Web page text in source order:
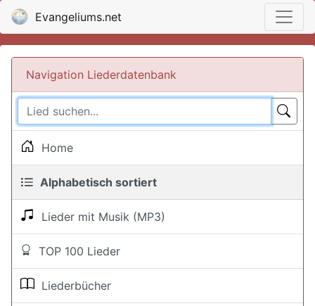
Evangeliums.net
Navigation Liederdatenbank
Home
Alphabetisch sortiert
Lieder mit Musik (MP3)
TOP 100 Lieder
Liederbücher